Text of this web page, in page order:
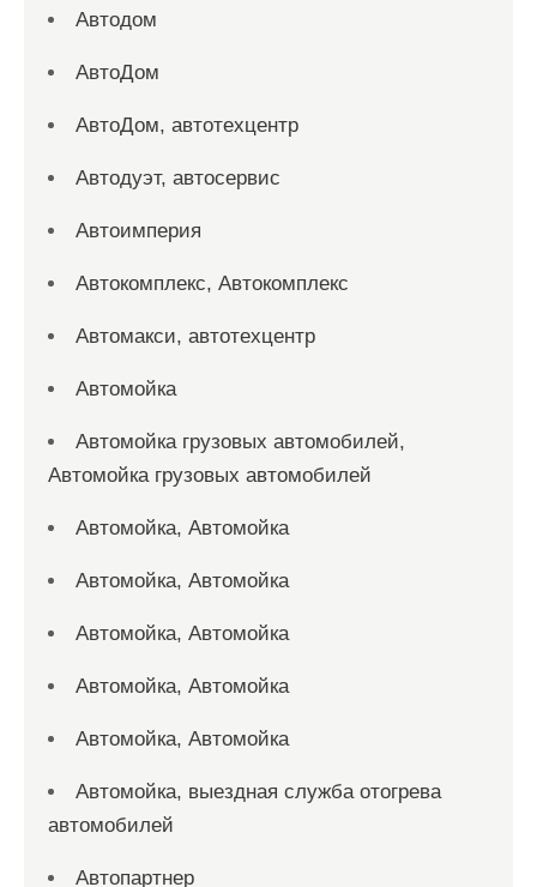
Автодом
АвтоДом
АвтоДом, автотехцентр
Автодуэт, автосервис
Автоимперия
Автокомплекс, Автокомплекс
Автомакси, автотехцентр
Автомойка
Автомойка грузовых автомобилей,
Автомойка грузовых автомобилей
Автомойка, Автомойка
Автомойка, Автомойка
Автомойка, Автомойка
Автомойка, Автомойка
Автомойка, Автомойка
Автомойка, выездная служба отогрева
автомобилей
Автопартнер